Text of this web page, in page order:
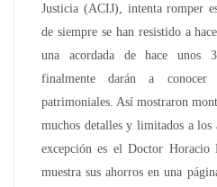
Justicia (ACIJ), intenta romper
de siempre se han resistido a
una acordada de hace unos
finalmente darán a conocer
patrimoniales. Así mostraron
muchos detalles y limitados a
excepción es el Doctor Horacio
muestra sus ahorros en una